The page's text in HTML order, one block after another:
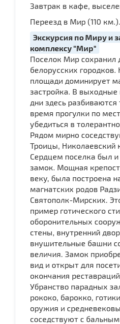
Завтрак в кафе,
Переезд в Мир (110 км.).
Экскурсия по Миру и
комплексу "Мир"
Поселок Мир сохранил
белорусских городков.
площади доминирует
застройка. В
дни здесь
время прогулки по
убедиться в
Рядом мирно
Троицы, Николаевский
Сердцем поселка был
замок. Мощная
веку, была построена
магнатских родов
Святополк-Мирских.
пример готического
оборонительных
стены, внутренний
внушительные башни
величия. Замок
вид и открыт для
окончания реставраций
Убранство парадных
рококо, барокко,
оружия и
соседствуют с